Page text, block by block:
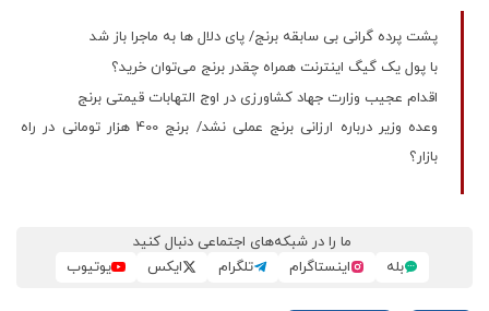
پشت پرده گرانی بی سابقه برنج/ پای دلال ها به ماجرا باز شد
با پول یک گیگ اینترنت همراه چقدر برنج می‌توان خرید؟
اقدام عجیب وزارت جهاد کشاورزی در اوج التهابات قیمتی برنج
وعده وزیر درباره ارزانی برنج عملی نشد/ برنج 400 هزار تومانی در راه
بازار؟
ما را در شبکه‌های اجتماعی دنبال کنید
بله
اینستاگرام تلگرام ایکس یوتیوب